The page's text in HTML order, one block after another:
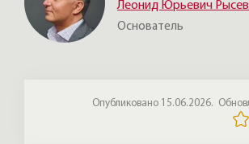
даже делает бизнес: покупает
без ремонта, иногда делит её на
делает стильный ремонт и
которыми будут наслаждаться
Леонид Юрьевич Рысев
Основатель
Опубликовано 15.06.2026.